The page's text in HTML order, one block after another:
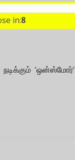
‘ஒன்ஸ்மோர்’
in:7